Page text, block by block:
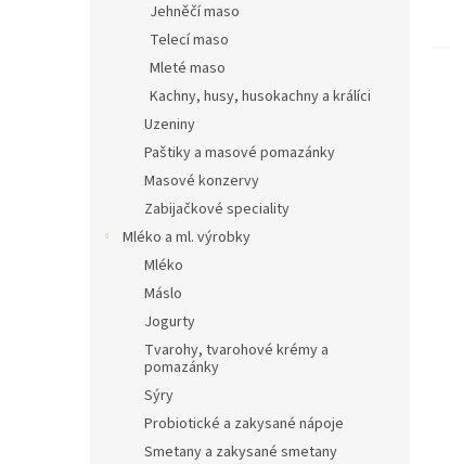
Jehněčí maso
Telecí maso
Mleté maso
Kachny, husy, husokachny a králíci
Uzeniny
Paštiky a masové pomazánky
Masové konzervy
Zabijačkové speciality
Mléko a ml. výrobky
Mléko
Máslo
Jogurty
Tvarohy, tvarohové krémy a
pomazánky
Sýry
Probiotické a zakysané nápoje
Smetany a zakysané smetany